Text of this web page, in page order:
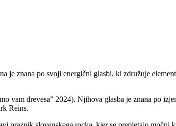
je znana po svoji energični glasbi, ki združuje
vam drevesa” 2024). Njihova glasba je znana po
Reins.